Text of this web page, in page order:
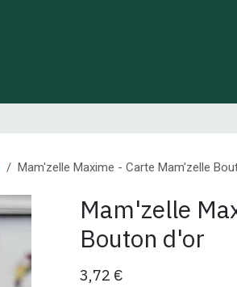
Mam'zelle Maxime - Carte Mam'zelle
Mam'zelle
Bouton d'or
3,72 €